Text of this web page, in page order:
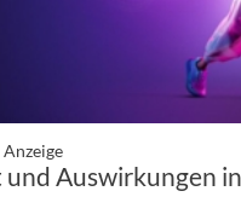
Anzeige
Auswirkungen